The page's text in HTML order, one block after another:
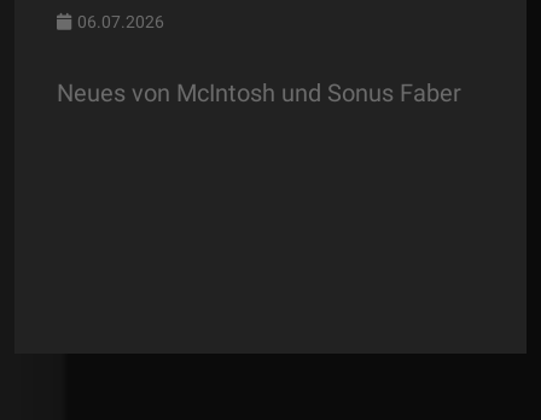
06.07.2026
Neues von McIntosh und Sonus Faber